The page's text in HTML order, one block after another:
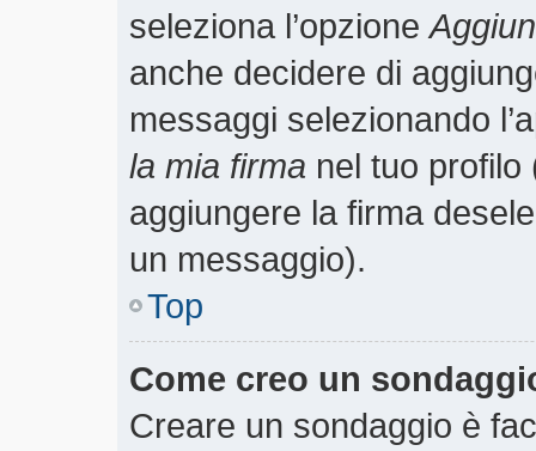
seleziona l’opzione
anche decidere di
messaggi selezionando
la mia firma nel tuo
aggiungere la firma
un messaggio).
Top
Come creo un
Creare un sondaggio è